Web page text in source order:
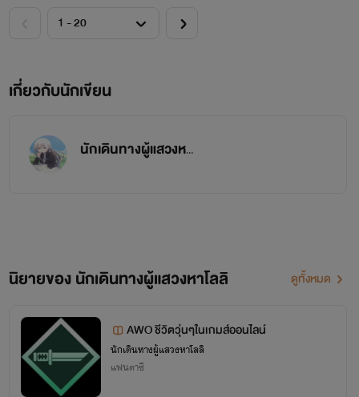
เกี่ยวกับนักเขียน
นักเดินทางผู้แสวงหาโลลิ
นิยายของ นักเดินทางผู้แสวงหาโลลิ ดูทั้งหมด
AWO ชีวิตวุ่นๆในเกมส์ออนไลน์
นักเดินทางผู้แสวงหาโลลิ
แฟนตาซี